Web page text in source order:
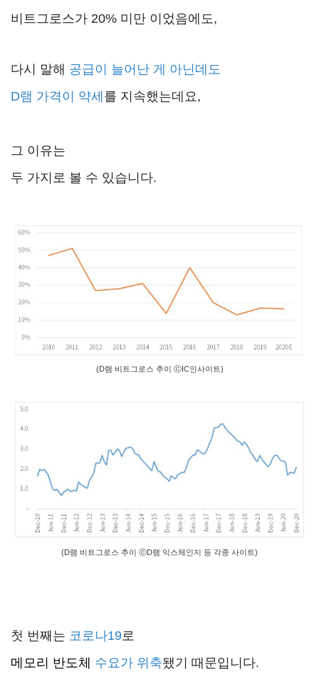
비트그로스가 20% 미만 이었음에도,
다시 말해 공급이 늘어난 게 아닌데도
D램 가격이 약세 를 지속했는데요,
그 이유는
두 가지로 볼 수 있습니다.
(D램 비트그로스 추이 ⓒIC인사이트)
(D램 비트그로스 추이 ⓒD램 익스체인지 등 각종 사이트)
첫 번째 는 코로나19로
메모리 반도체 수요가 위축됐기 때문입니다.